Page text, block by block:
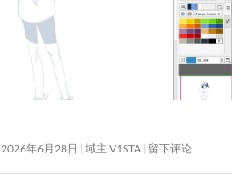
2026年6月28日 域主 V1STA 留下评论